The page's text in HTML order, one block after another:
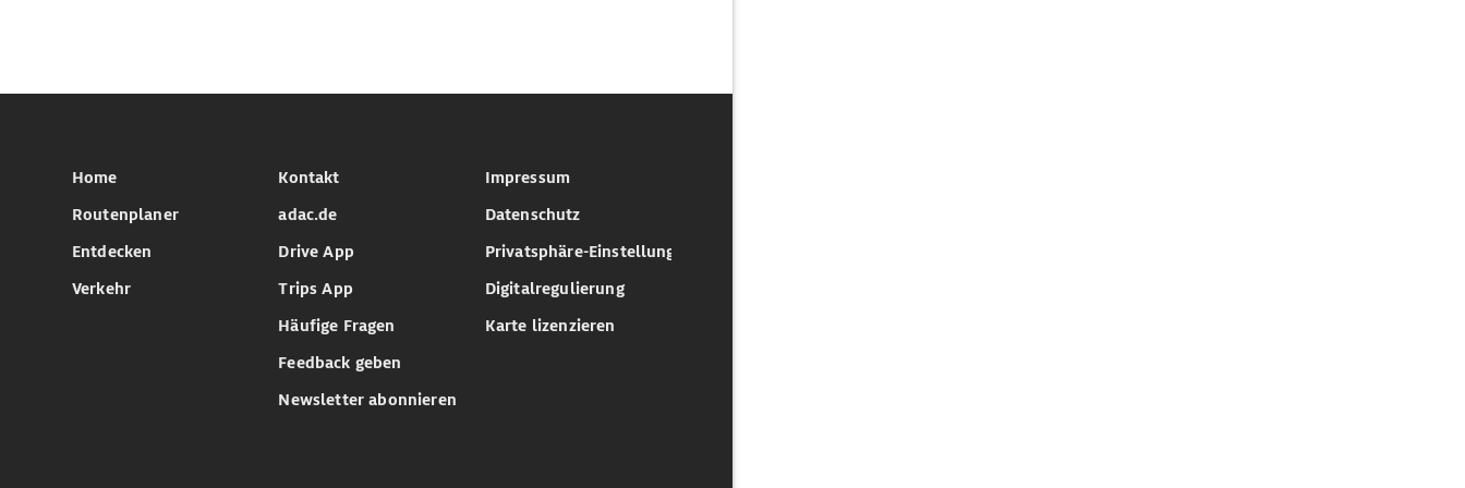
Home
Routenplaner
Entdecken
Verkehr
Kontakt
adac.de
Drive App
Trips App
Häufige Fragen
Feedback geben
Newsletter abonnieren
Impressum
Datenschutz
Privatsphäre-Einstellungen
Digitalregulierung
Karte lizenzieren